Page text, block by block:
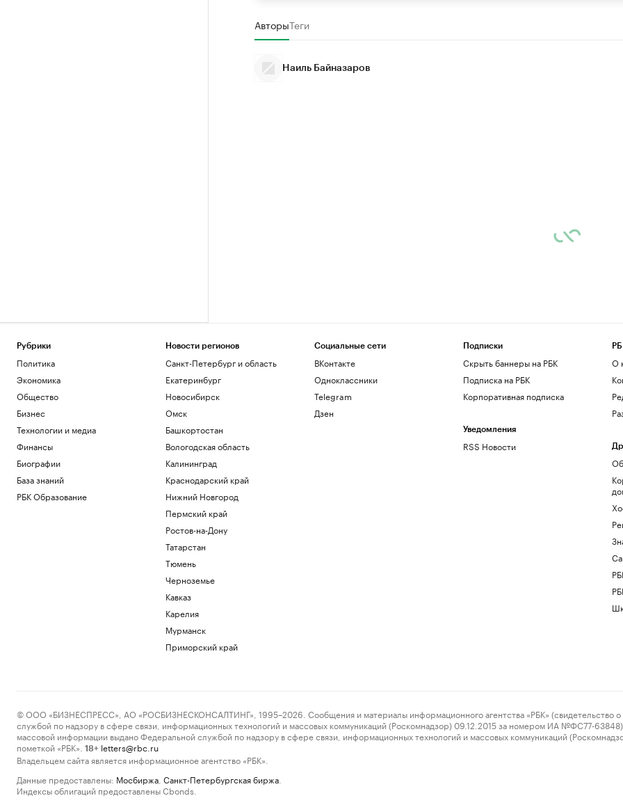
АвторыТеги
Наиль Байназаров
Рубрики
Политика
Экономика
Общество
Бизнес
Технологии и медиа
Финансы
Биографии
База знаний
РБК Образование
Новости регионов
Санкт-Петербург и область
Екатеринбург
Новосибирск
Омск
Башкортостан
Вологодская область
Калининград
Краснодарский край
Нижний Новгород
Пермский край
Ростов-на-Дону
Татарстан
Тюмень
Черноземье
Кавказ
Карелия
Мурманск
Приморский край
Социальные сети
ВКонтакте
Одноклассники
Telegram
Дзен
Подписки
Скрыть баннеры на РБК
Подписка на РБК
Корпоративная подписка
Уведомления
RSS Новости
О
© ООО «БИЗНЕСПРЕСС», АО «РОСБИЗНЕСКОНСАЛТИНГ», 1995–2026. Сообщения и материалы информационного агентства «РБК» (свидетельство о
службой по надзору в сфере связи, информационных технологий и массовых коммуникаций (Роскомнадзор) 09.12.2015 за номером ИА №ФС77-63848)
массовой информации выдано Федеральной службой по надзору в сфере связи, информационных технологий и массовых коммуникаций
пометкой «РБК».
18+ letters@rbc.ru
Владельцем сайта является информационное агентство «РБК».
Данные предоставлены: Мосбиржа Санкт-Петербургская биржа
Индексы облигаций предоставлены Cbonds.